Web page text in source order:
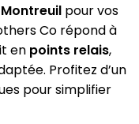
Montreuil pour vos
Co répond à
en points relais,
Profitez d’un
pour simplifier